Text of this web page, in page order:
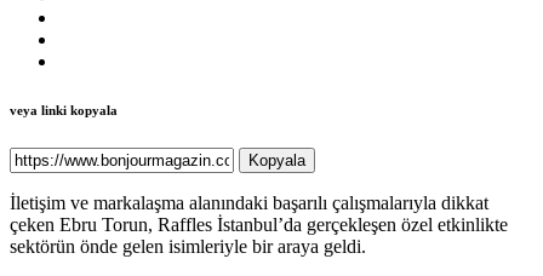
veya linki kopyala
Kopyala
İletişim ve markalaşma alanındaki başarılı çalışmalarıyla dikkat
çeken Ebru Torun, Raffles İstanbul’da gerçekleşen özel etkinlikte
sektörün önde gelen isimleriyle bir araya geldi.